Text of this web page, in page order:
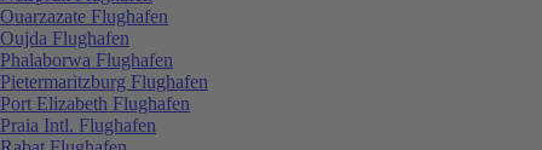
Ouarzazate Flughafen
Oujda Flughafen
Phalaborwa Flughafen
Pietermaritzburg Flughafen
Port Elizabeth Flughafen
Praia Intl. Flughafen